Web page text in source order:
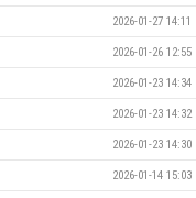
2026-01-27 14:11
2026-01-26 12:55
2026-01-23 14:34
2026-01-23 14:32
2026-01-23 14:30
2026-01-14 15:03